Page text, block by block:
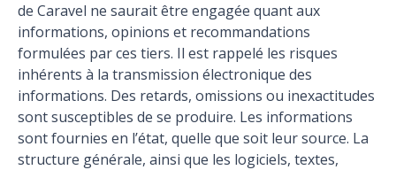
de Caravel ne saurait être engagée quant aux
informations, opinions et recommandations
formulées par ces tiers. Il est rappelé les risques
inhérents à la transmission électronique des
informations. Des retards, omissions ou inexactitudes
sont susceptibles de se produire. Les informations
sont fournies en l’état, quelle que soit leur source. La
structure générale, ainsi que les logiciels, textes,